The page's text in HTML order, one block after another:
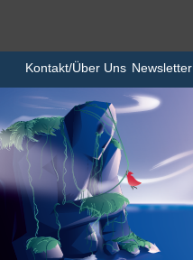
Kontakt/Über Uns Newsletter